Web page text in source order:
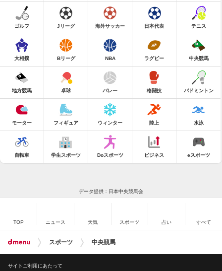
ゴルフ Jリーグ 海外サッカー 日本代表 テニス
大相撲 Bリーグ NBA ラグビー 中央競馬
地方競馬 卓球 バレー 格闘技 バドミントン
モーター フィギュア ウィンター 陸上 水泳
自転車 学生スポーツ Doスポーツ ビジネス eスポーツ
データ提供：日本中央競馬会
TOP ニュース 天気 スポーツ 占い すべて
スポーツ 中央競馬
サイトご利用にあたって